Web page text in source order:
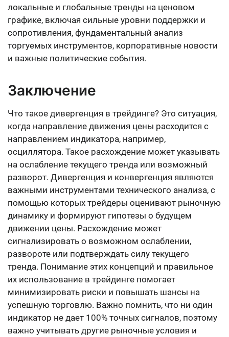
локальные и глобальные тренды на ценовом
графике, включая сильные уровни поддержки и
сопротивления, фундаментальный анализ
торгуемых инструментов, корпоративные новости
и важные политические события.
Заключение
Что такое дивергенция в трейдинге? Это ситуация,
когда направление движения цены расходится с
направлением индикатора, например,
осциллятора. Такое расхождение может указывать
на ослабление текущего тренда или возможный
разворот. Дивергенция и конвергенция являются
важными инструментами технического анализа, с
помощью которых трейдеры оценивают рыночную
динамику и формируют гипотезы о будущем
движении цены. Расхождение может
сигнализировать о возможном ослаблении,
развороте или подтверждать силу текущего
тренда. Понимание этих концепций и правильное
их использование в трейдинге помогает
минимизировать риски и повышать шансы на
успешную торговлю. Важно помнить, что ни один
индикатор не дает 100% точных сигналов, поэтому
важно учитывать другие рыночные условия и